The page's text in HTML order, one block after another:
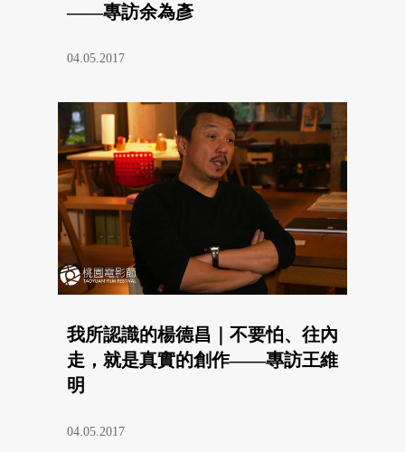
——專訪余為彥
04.05.2017
我所認識的楊德昌｜不要怕、往內
走，就是真實的創作——專訪王維
明
04.05.2017